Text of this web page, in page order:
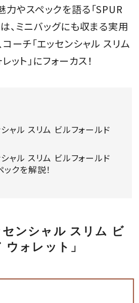
up
ン・新規会員登録
やスペックを語る「SPUR
、ミニバッグにも収まる実用
ーチ「エッセンシャル スリム
ット」にフォーカス！
ャル スリム ビルフォールド
ャル スリム ビルフォールド
ックを解説！
センシャル スリム ビ
ォレット」